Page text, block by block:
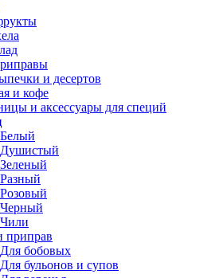
и десертов
и кофе
и аксессуары для специй
Белый
Душистый
Зеленый
Разный
Розовый
Черный
Чили
приправ
Для бобовых
Для бульонов и супов